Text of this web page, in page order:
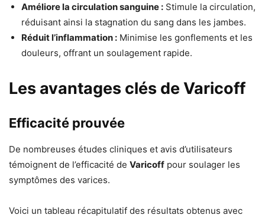
Améliore la circulation sanguine : Stimule la circulation,
réduisant ainsi la stagnation du sang dans les jambes.
Réduit l’inflammation : Minimise les gonflements et les
douleurs, offrant un soulagement rapide.
Les avantages clés de Varicoff
Efficacité prouvée
De nombreuses études cliniques et avis d’utilisateurs
témoignent de l’efficacité de Varicoff pour soulager les
symptômes des varices.
Voici un tableau récapitulatif des résultats obtenus avec